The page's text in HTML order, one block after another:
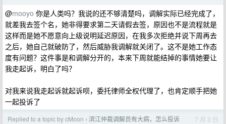
@mooyo 你是人类吗？我说的还不够清楚吗，调解实际已经完成了，
就差我去签个名，她非得要求第二天请假去签，原因也不是流程就是
这样而是她不愿意向上级说明延迟原因，在我多次拒绝并说下周再去
之后，她自己就破防了，然后威胁我调解就关闭了。这不是她工作态
度有问题？这件事是和调解分开的，本来下周就能结掉的事情她要让
我走起诉，明白了吗？
对我来说我走起诉就起诉呗，委托律师全权代理了，也肯定顺手把她
一起投诉了
Replied to a topic by cMoon › 滨江仲裁调解员有大病，怎么投诉 7 月 3 日